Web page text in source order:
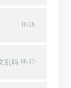
10-26
08-13
乱码